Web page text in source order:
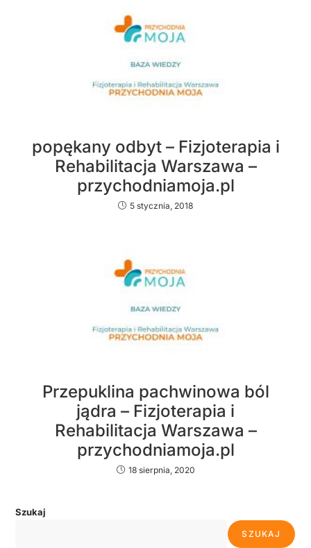
popękany odbyt – Fizjoterapia i
Rehabilitacja Warszawa –
przychodniamoja.pl
5 stycznia, 2018
Przepuklina pachwinowa ból
jądra – Fizjoterapia i
Rehabilitacja Warszawa –
przychodniamoja.pl
18 sierpnia, 2020
Szukaj
SZUKAJ